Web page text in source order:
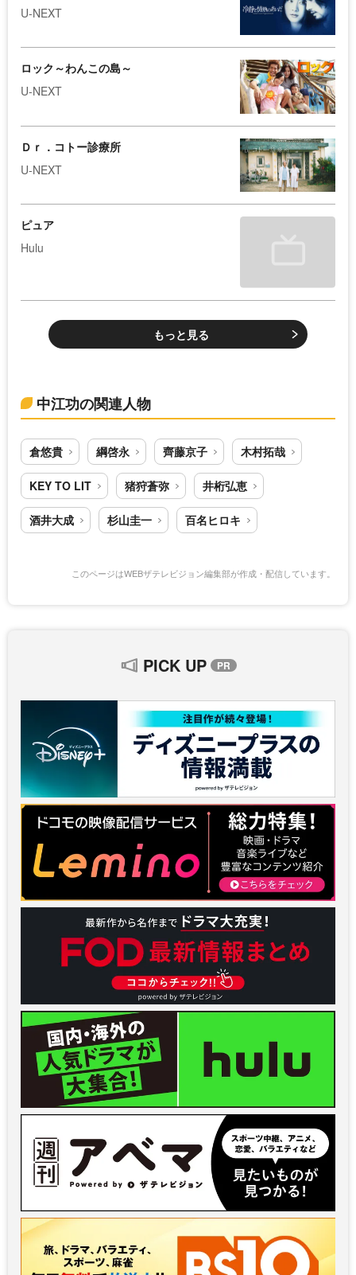
U-NEXT
ロック～わんこの島～
U-NEXT
Ｄｒ．コトー診療所
U-NEXT
ピュア
Hulu
もっと見る
中江功の関連人物
倉悠貴 綱啓永 齊藤京子 木村拓哉
KEY TO LIT 猪狩蒼弥 井桁弘恵
酒井大成 杉山圭一 百名ヒロキ
このページはWEBザテレビジョン編集部が作成・配信しています。
PICK UP